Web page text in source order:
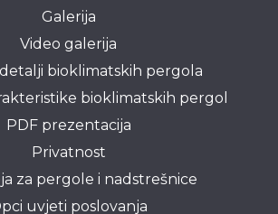
Galerija
Video galerija
bioklimatskih pergola
bioklimatskih pergol
PDF prezentacija
Privatnost
za pergole i nadstrešnice
uvjeti poslovanja